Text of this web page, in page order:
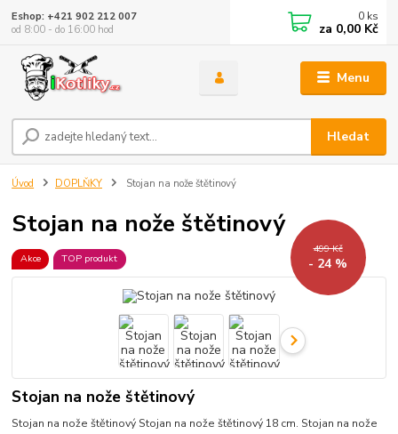
Menu
Hledat
Eshop: +421 902 212 007
od 8:00 - do 16:00 hod
0 ks
za 0,00 Kč
Úvod DOPLŇKY Stojan na nože štětinový
Stojan na nože štětinový
Akce TOP produkt
499 Kč
- 24 %
Stojan na nože štětinový
Stojan na nože štětinový Stojan na nože štětinový 18 cm. Stojan na nože